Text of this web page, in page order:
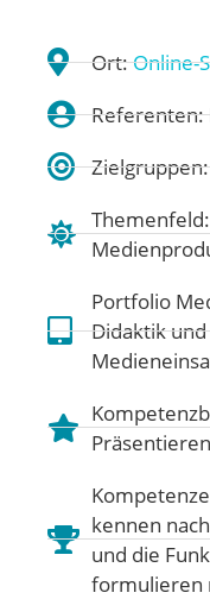
Ort:Online-
Referenten:
Themenfeld:
Portfolio
Didaktik
Präsentieren
kennen
und die
formulieren